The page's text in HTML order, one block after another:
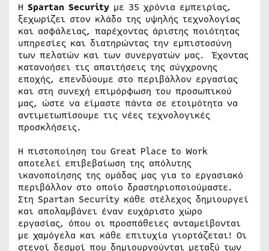
Η Spartan Security με 35 χρόνια εμπειρίας,
ξεχωρίζει στον κλάδο της υψηλής τεχνολογίας
και ασφάλειας, παρέχοντας άριστης ποιότητας
υπηρεσίες και διατηρώντας την εμπιστοσύνη
των πελατών και των συνεργατών μας. Έχοντας
κατανοήσει τις απαιτήσεις της σύγχρονης
εποχής, επενδύουμε στο περιβάλλον εργασίας
και στη συνεχή επιμόρφωση του προσωπικού
μας, ώστε να είμαστε πάντα σε ετοιμότητα να
αντιμετωπίσουμε τις νέες τεχνολογικές
προσκλήσεις.
Η πιστοποίηση του Great Place to Work
αποτελεί επιβεβαίωση της απόλυτης
ικανοποίησης της ομάδας μας για το εργασιακό
περιβάλλον στο οποίο δραστηριοποιούμαστε.
Στη Spartan Security κάθε στέλεχος δημιουργεί
και απολαμβάνει έναν ευχάριστο χώρο
εργασίας, όπου οι προσπάθειες ανταμείβονται
με χαμόγελα και κάθε επιτυχία γιορτάζεται! Οι
στενοί δεσμοί που δημιουργούνται μεταξύ των